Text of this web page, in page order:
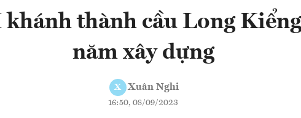
thành cầu Long
năm xây dựng
X Xuân Nghi
16:50, 08/09/2023